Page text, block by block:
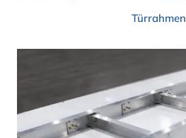
Türrahmen